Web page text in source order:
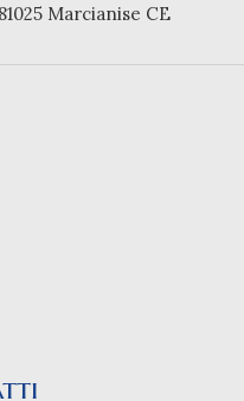
Marcianise CE